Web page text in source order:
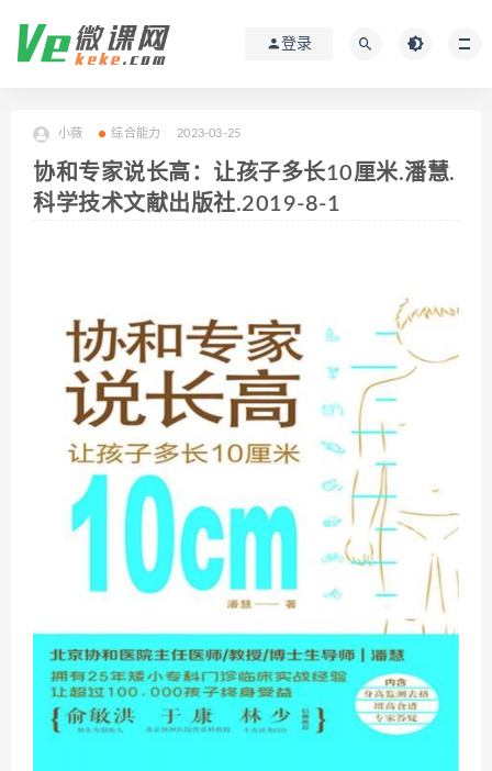
登录
小薇 综合能力 2023-03-25
协和专家说长高：让孩子多长10厘米.潘慧.
科学技术文献出版社.2019-8-1